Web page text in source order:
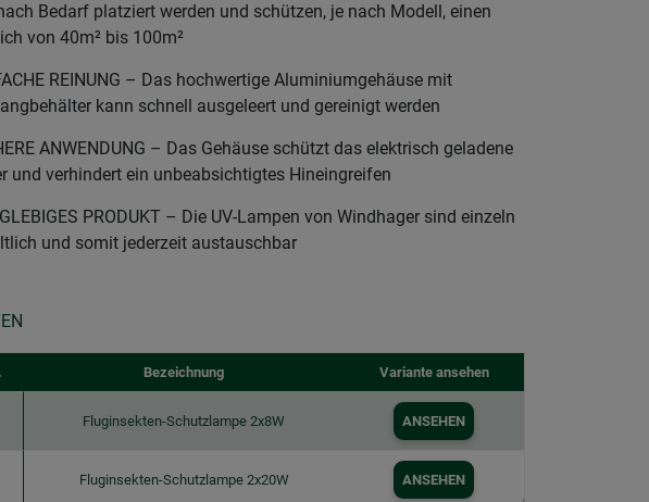
Bedarf platziert werden und schützen, je nach Modell, einen
von 40m² bis 100m²
REINUNG – Das hochwertige Aluminiumgehäuse mit
kann schnell ausgeleert und gereinigt werden
ANWENDUNG – Das Gehäuse schützt das elektrisch geladene
und verhindert ein unbeabsichtigtes Hineingreifen
PRODUKT – Die UV-Lampen von Windhager sind einzeln
und somit jederzeit austauschbar
Bezeichnung Variante ansehen
Fluginsekten-Schutzlampe 2x8W ANSEHEN
Fluginsekten-Schutzlampe 2x20W ANSEHEN